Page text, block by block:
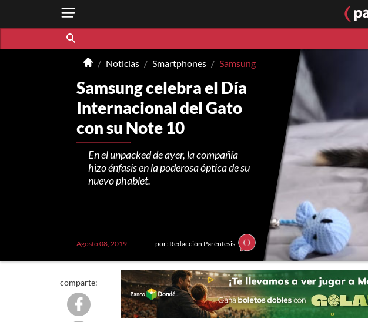
Noticias Smartphones Samsung
Samsung celebra el Día
Internacional del Gato
con su Note 10
En el unpacked de ayer, la compañía
hizo énfasis en la poderosa óptica de su
nuevo phablet.
Agosto 08, 2019 por: Redacción Paréntesis
comparte: